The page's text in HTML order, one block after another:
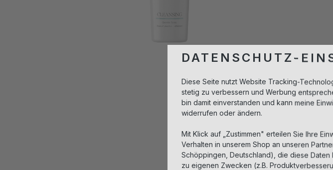
DATENSCHUTZ-
Diese Seite nutzt Website Tracking-
stetig zu verbessern und Werbung
bin damit einverstanden und kann meine
widerrufen oder ändern.
Mit Klick auf „Zustimmen" erteilen Sie Ihre
Verhalten in unserem Shop an unseren
Schöppingen, Deutschland), die diese
zu eigenen Zwecken (z.B.